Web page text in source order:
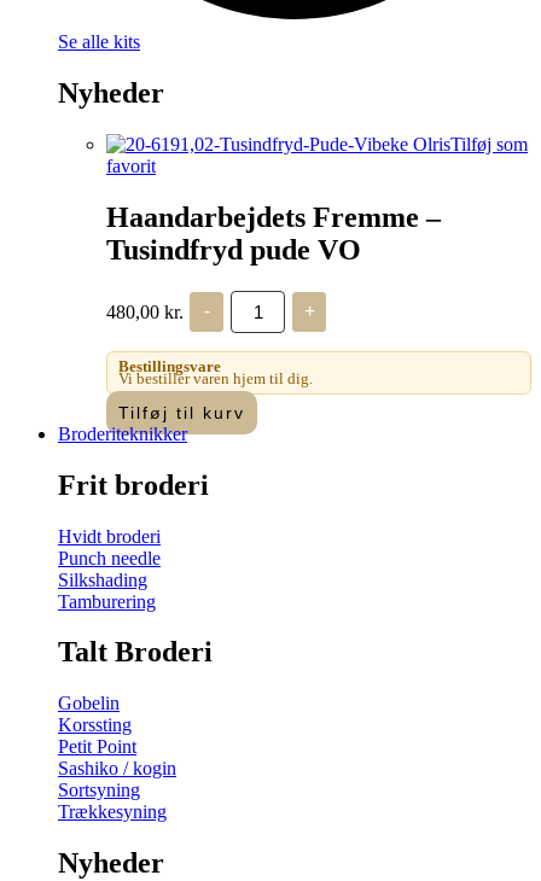
Se alle kits
Nyheder
Tilføj som
favorit
Haandarbejdets Fremme –
Tusindfryd pude VO
480,00 kr. -
Haandarbejdets
Fremme
-
Tusindfryd
pude
VO
antal
+
Bestillingsvare
Vi bestiller varen hjem til dig.
Tilføj til kurv
Broderiteknikker
Frit broderi
Hvidt broderi
Punch needle
Silkshading
Tamburering
Talt Broderi
Gobelin
Korssting
Petit Point
Sashiko / kogin
Sortsyning
Trækkesyning
Nyheder